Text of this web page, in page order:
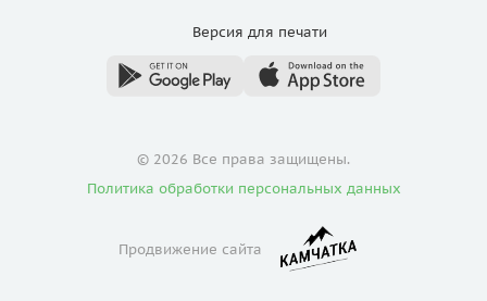
Версия для печати
© 2026 Все права защищены.
Политика обработки персональных данных
Продвижение сайта